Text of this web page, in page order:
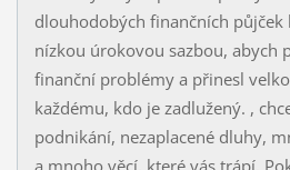
dlouhodobých finančních
nízkou úrokovou sazbou, abych
finanční problémy a přinesl
každému, kdo je zadlužený. ,
podnikání, nezaplacené dluhy,
a mnoho věcí, které vás trápí.